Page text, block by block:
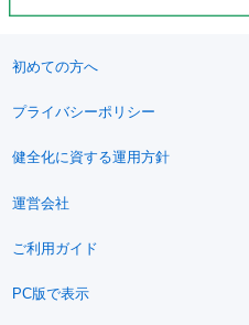
初めての方へ
プライバシーポリシー
健全化に資する運用方針
運営会社
ご利用ガイド
PC版で表示